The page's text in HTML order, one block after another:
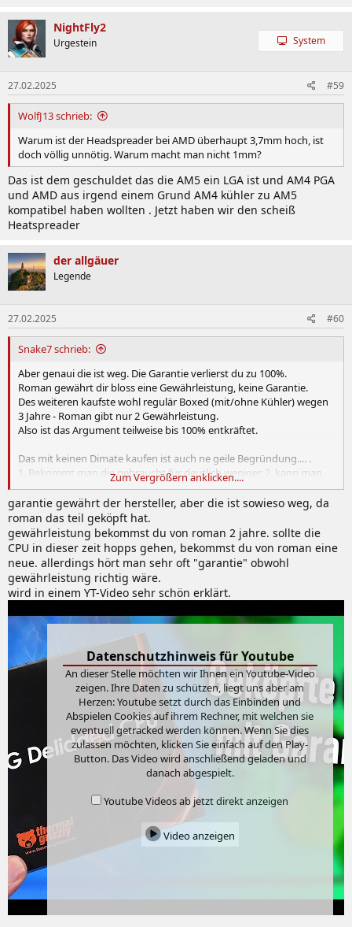
NightFly2
Urgestein System
27.02.2025 #59
WolfJ13 schrieb:
Warum ist der Headspreader bei AMD überhaupt 3,7mm hoch, ist
doch völlig unnötig. Warum macht man nicht 1mm?
Das ist dem geschuldet das die AM5 ein LGA ist und AM4 PGA
und AMD aus irgend einem Grund AM4 kühler zu AM5
kompatibel haben wollten . Jetzt haben wir den scheiß
Heatspreader
der allgäuer
Legende
27.02.2025 #60
Snake7 schrieb:
Aber genaui die ist weg. Die Garantie verlierst du zu 100%.
Roman gewährt dir bloss eine Gewährleistung, keine Garantie.
Des weiteren kaufste wohl regulär Boxed (mit/ohne Kühler) wegen
3 Jahre - Roman gibt nur 2 Gewährleistung.
Also ist das Argument teilweise bis 100% entkräftet.
Das mit keinen Dimate kaufen ist auch ne geile Begründung.... .
1. Bekommt man die gebraucht für deutlich weniger. 2. kann man
die gut für gutes Geld weiter veräußern.
Hast du noch mehr Argumente?
Die Zielgruppe ist wie gesagt, sehr klein.
Daher gehe ich fest davon aus, da kommt noch mehr.
Zum Vergrößern anklicken....
garantie gewährt der hersteller, aber die ist sowieso weg, da
roman das teil geköpft hat.
gewährleistung bekommst du von roman 2 jahre. sollte die
CPU in dieser zeit hopps gehen, bekommst du von roman eine
neue. allerdings hört man sehr oft "garantie" obwohl
gewährleistung richtig wäre.
wird in einem YT-Video sehr schön erklärt.
Datenschutzhinweis für Youtube
An dieser Stelle möchten wir Ihnen ein Youtube-Video
zeigen. Ihre Daten zu schützen, liegt uns aber am
Herzen: Youtube setzt durch das Einbinden und
Abspielen Cookies auf ihrem Rechner, mit welchen sie
eventuell getracked werden können. Wenn Sie dies
zulassen möchten, klicken Sie einfach auf den Play-
Button. Das Video wird anschließend geladen und
danach abgespielt.
Youtube Videos ab jetzt direkt anzeigen
Video anzeigen